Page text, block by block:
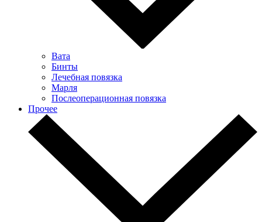
Вата
Бинты
Лечебная повязка
Марля
Послеоперационная повязка
Прочее